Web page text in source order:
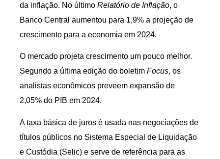
da inflação. No último Relatório de Inflação, o
Banco Central aumentou para 1,9% a projeção de
crescimento para a economia em 2024.
O mercado projeta crescimento um pouco melhor.
Segundo a última edição do boletim Focus, os
analistas econômicos preveem expansão de
2,05% do PIB em 2024.
A taxa básica de juros é usada nas negociações de
títulos públicos no Sistema Especial de Liquidação
e Custódia (Selic) e serve de referência para as